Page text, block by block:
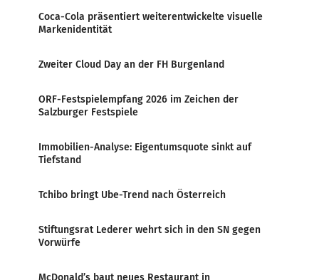
Coca-Cola präsentiert weiterentwickelte visuelle
Markenidentität
Zweiter Cloud Day an der FH Burgenland
ORF-Festspielempfang 2026 im Zeichen der
Salzburger Festspiele
Immobilien-Analyse: Eigentumsquote sinkt auf
Tiefstand
Tchibo bringt Ube-Trend nach Österreich
Stiftungsrat Lederer wehrt sich in den SN gegen
Vorwürfe
McDonald’s baut neues Restaurant in